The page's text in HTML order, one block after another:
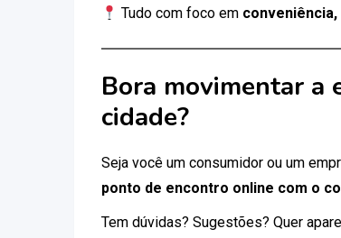
Tudo com foco em
Bora movimentar a
cidade?
Seja você um consumidor ou um
ponto de encontro online com o
Tem dúvidas? Sugestões? Quer